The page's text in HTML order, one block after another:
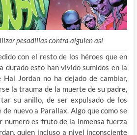
pesadillas contra alguien así
con el resto de los héroes que en
durado esto han vivido sumidos en la
Hal Jordan no ha dejado de cambiar,
la trauma de la muerte de su padre,
su anillo, de ser expulsado de los
nuevo a Parallax. Algo que como se
numero es fruto de la inmensa fuerza
quien incluso a nivel inconsciente